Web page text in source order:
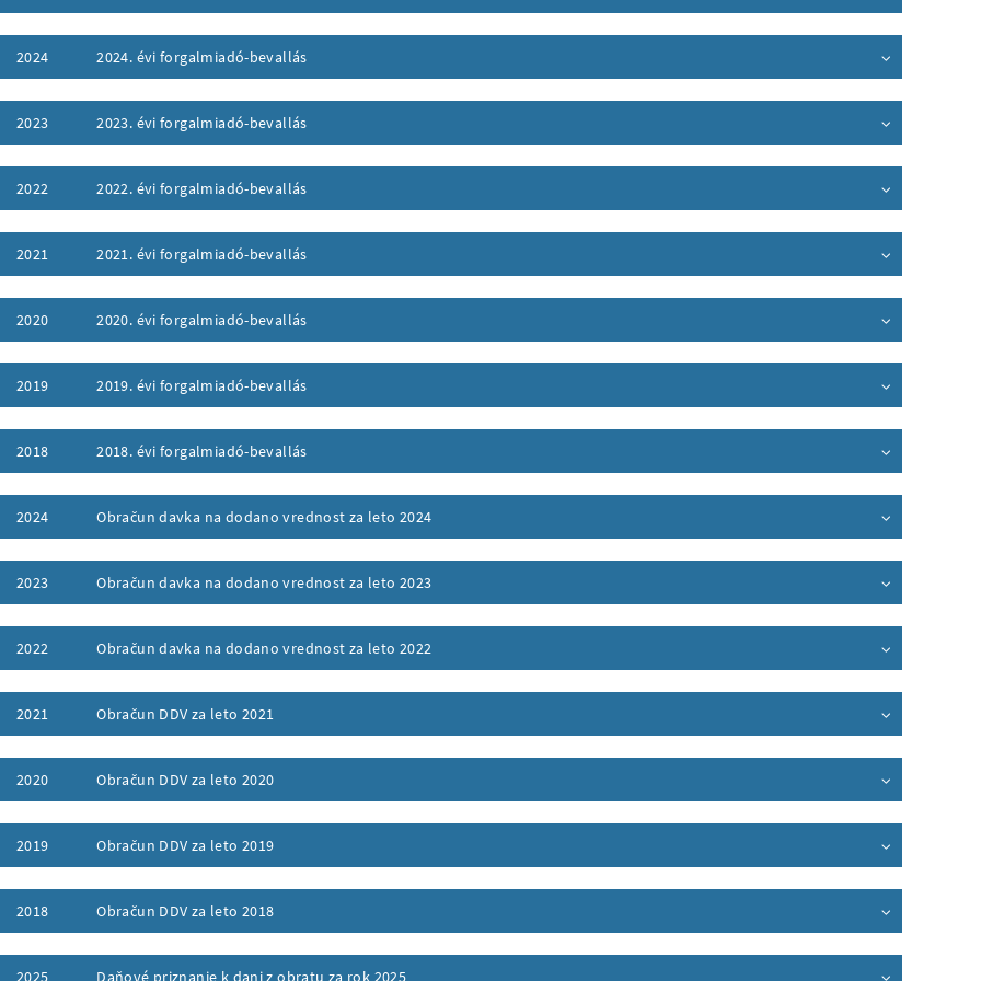
2024
2024. évi forgalmiadó-bevallás
2023
2023. évi forgalmiadó-bevallás
2022
2022. évi forgalmiadó-bevallás
2021
2021. évi forgalmiadó-bevallás
2020
2020. évi forgalmiadó-bevallás
2019
2019. évi forgalmiadó-bevallás
2018
2018. évi forgalmiadó-bevallás
2024
Obračun davka na dodano vrednost za leto 2024
2023
Obračun davka na dodano vrednost za leto 2023
2022
Obračun davka na dodano vrednost za leto 2022
2021
Obračun DDV za leto 2021
2020
Obračun DDV za leto 2020
2019
Obračun DDV za leto 2019
2018
Obračun DDV za leto 2018
2025 Daňové priznanie k dani z obratu za rok 2025